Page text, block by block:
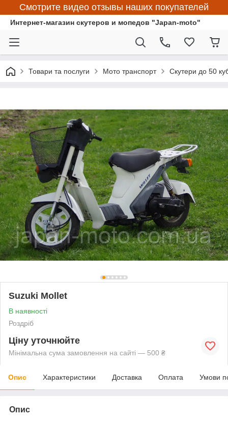
Смотрите видео отзывы наших покупателей
Интернет-магазин скутеров и мопедов "Japan-moto"
Товари та послуги Мото транспорт Скутери до 50
Suzuki Mollet
В наявності
Роздріб
Ціну уточнюйте
Мінімальна сума замовлення на сайті — 500 ₴
Опис Характеристики Доставка Оплата Умови
Опис